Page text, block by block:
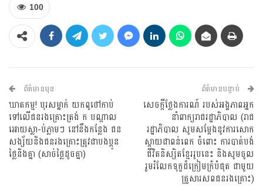
100
ព័ត៌មានមុន
ឃាតកម្ម! បុរសម្នាក់ យកពូថៅកាប់
ទៅលើជនរងគ្រោះត្រង់ ក បណ្តាល
អោយស្លា-ប់ភ្លាមៗ នៅនឹងកន្លែង ជន
សង្ស័យនិងជនរងគ្រោះត្រូវជាបងប្អូន
ថ្លៃនិងគ្នា (សាច់ថ្លៃដូចគ្នា)
ព័ត៌មានបន្ទាប់
សេចក្តីថ្លែងការណ៍ របស់អង្គភាពអ្នក
នាំពាក្យរាជរដ្ឋាភិបាល (រាជ
រដ្ឋាភិបាល សូមសម្តែងនូវការសោក
ស្តាយជាពន់ពេក ចំពោះ ការបាត់បង់
ជីវិតនិស្សិតខ្មែររូបនេះ និងសូមចូល
រួមរំលែកទុក្ខដ៏ក្រៀមក្រំបំផុត ជាមួយ
គ្រួសារសពជនរងគ្រោះ)